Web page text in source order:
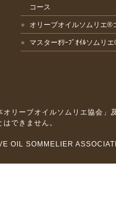
コース
オリーブオイルソムリエ®
マスターｵﾘｰﾌﾞｵｲﾙソムリ
オリーブオイルソムリエ協会
できません。
OIL SOMMELIER